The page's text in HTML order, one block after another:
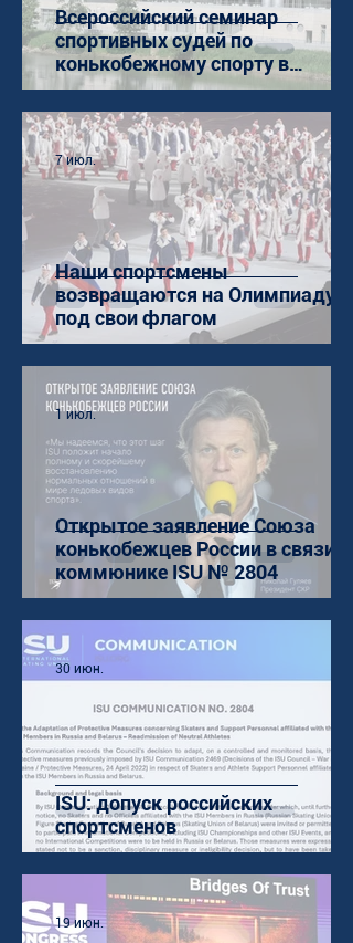
Всероссийский семинар
спортивных судей по
конькобежному спорту в
Коломне
Наши спортсмены
возвращаются на Олимпиаду
под свои флагом
7 июл.
Открытое заявление Союза
конькобежцев России в связи с
коммюнике ISU № 2804
1 июл.
ISU: допуск российских
спортсменов
30 июн.
19 июн.